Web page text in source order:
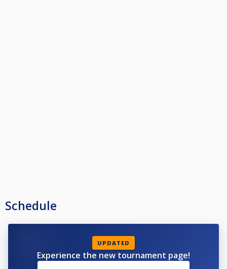
Schedule
UPDATED
Experience the new tournament page!